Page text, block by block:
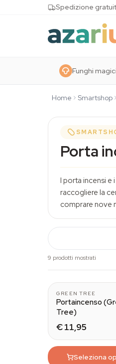
Skip to contentSpedizione
Funghi magici
Home Smartshop
Porta
I porta incensi e
raccogliere la
comprare nove
9 prodotti mostrati
GREEN TREE
Portaincenso
Tree)
€ 11,95
Seleziona